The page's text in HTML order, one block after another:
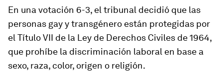
En una votación 6-3, el tribunal decidió que las
personas gay y transgénero están protegidas por
el Título VII de la Ley de Derechos Civiles de 1964,
que prohíbe la discriminación laboral en base a
sexo, raza, color, origen o religión.